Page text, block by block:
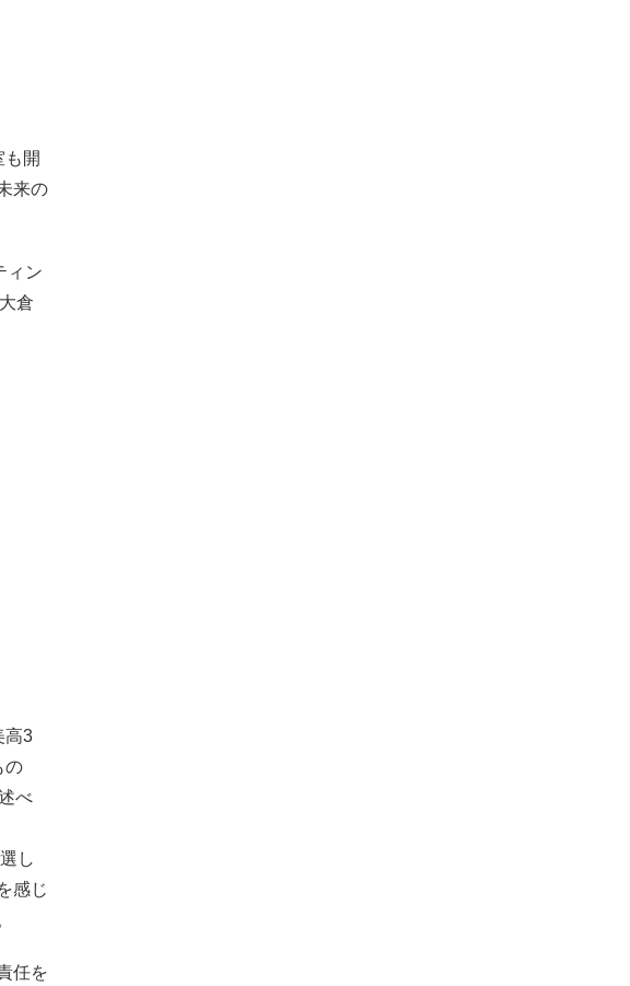
も開
来の
ィン
倉
高3
の
べ
し
感じ
任を